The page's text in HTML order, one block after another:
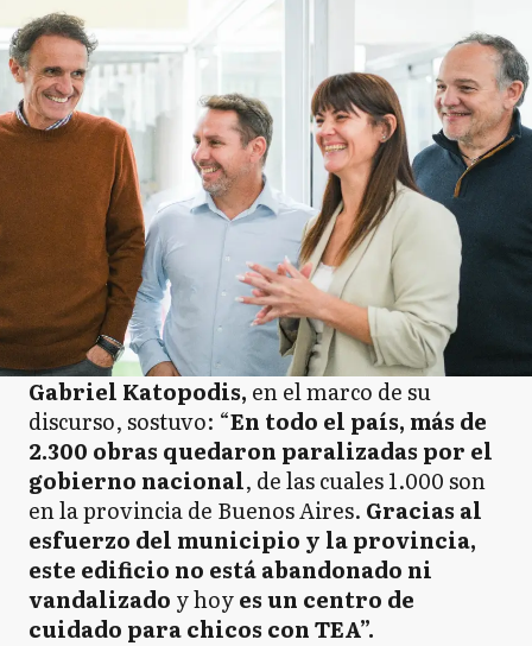
Gabriel Katopodis, en el marco de su
discurso, sostuvo: “En todo el país, más de
2.300 obras quedaron paralizadas por el
gobierno nacional, de las cuales 1.000 son
en la provincia de Buenos Aires. Gracias al
esfuerzo del municipio y la provincia,
este edificio no está abandonado ni
vandalizado y hoyes un centro de
cuidado para chicos con TEA”.